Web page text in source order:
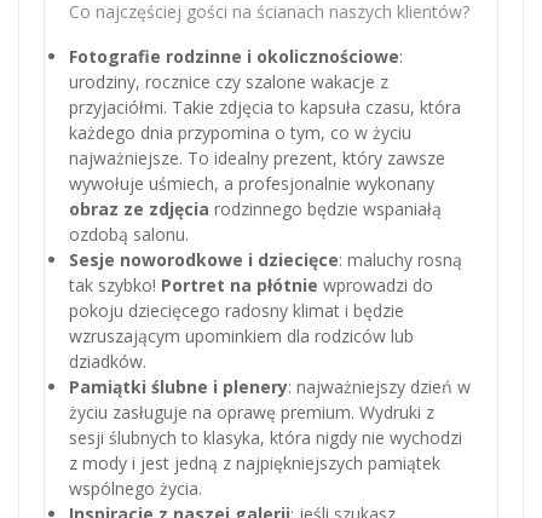
Co najczęściej gości na ścianach naszych klientów?
Fotografie rodzinne i okolicznościowe:
urodziny, rocznice czy szalone wakacje z
przyjaciółmi. Takie zdjęcia to kapsuła czasu, która
każdego dnia przypomina o tym, co w życiu
najważniejsze. To idealny prezent, który zawsze
wywołuje uśmiech, a profesjonalnie wykonany
obraz ze zdjęcia rodzinnego będzie wspaniałą
ozdobą salonu.
Sesje noworodkowe i dziecięce: maluchy rosną
tak szybko! Portret na płótnie wprowadzi do
pokoju dziecięcego radosny klimat i będzie
wzruszającym upominkiem dla rodziców lub
dziadków.
Pamiątki ślubne i plenery: najważniejszy dzień w
życiu zasługuje na oprawę premium. Wydruki z
sesji ślubnych to klasyka, która nigdy nie wychodzi
z mody i jest jedną z najpiękniejszych pamiątek
wspólnego życia.